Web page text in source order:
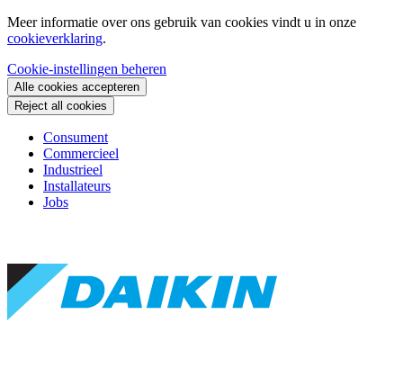
Meer informatie over ons gebruik van cookies vindt u in onze
cookieverklaring.
Cookie-instellingen beheren
Alle cookies accepteren
Reject all cookies
Consument
Commercieel
Industrieel
Installateurs
Jobs